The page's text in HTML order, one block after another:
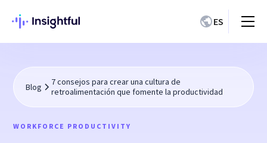
ES
Blog
7 consejos para crear una cultura de
retroalimentación que fomente la productividad
WORKFORCE PRODUCTIVITY